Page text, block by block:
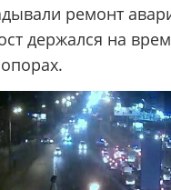
ремонт
держался на